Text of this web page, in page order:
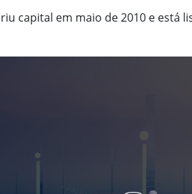
capital em maio de 2010 e está